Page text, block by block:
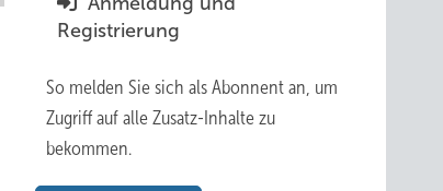
Registrierung
So melden Sie sich als Abonnent an, um
Zugriff auf alle Zusatz-Inhalte zu
bekommen.